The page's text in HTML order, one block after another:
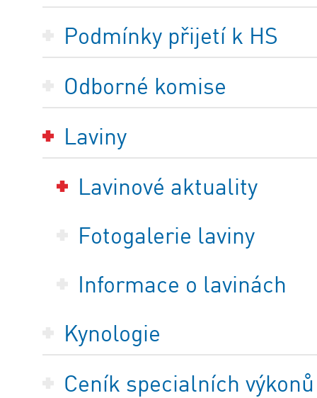
Podmínky přijetí k HS
Odborné komise
Laviny
Lavinové aktuality
Fotogalerie laviny
Informace o lavinách
Kynologie
Ceník specialních výkonů